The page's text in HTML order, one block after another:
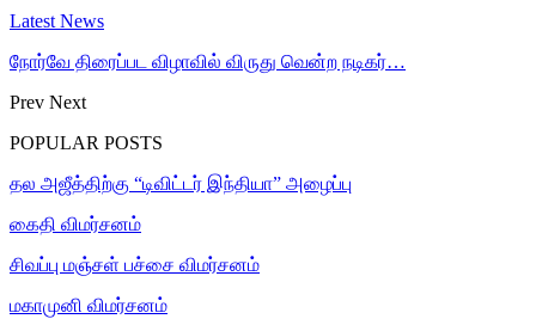
Latest News
நோர்வே திரைப்பட விழாவில் விருது வென்ற நடிகர்…
Prev Next
POPULAR POSTS
தல அஜீத்திற்கு “டிவிட்டர் இந்தியா” அழைப்பு
கைதி விமர்சனம்
சிவப்பு மஞ்சள் பச்சை விமர்சனம்
மகாமுனி விமர்சனம்